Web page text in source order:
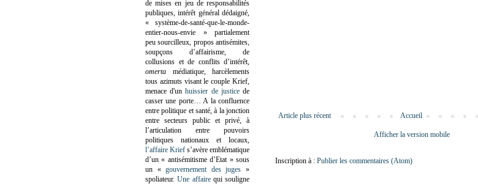
Article plus récent Accueil
Afficher la version mobile
Inscription à : Publier les commentaires (Atom)
de mises en jeu de responsabilités
publiques, intérêt général dédaigné,
« système-de-santé-que-le-monde-
entier-nous-envie » partialement
peu sourcilleux, propos antisémites,
soupçons d’affairisme, de
collusions et de conflits d’intérêt,
omerta médiatique, harcèlements
tous azimuts visant le couple Krief,
menace d'unhuissier de justicede
casser une porte… A la confluence
entre politique et santé, à la jonction
entre secteurs public et privé, à
l’articulation entre pouvoirs
politiques nationaux et locaux,
l’affaire Krief s’avère emblématique
d’un « antisémitisme d’Etat » sous
un «gouvernement des juges »
spoliateur.Une affairequi souligne